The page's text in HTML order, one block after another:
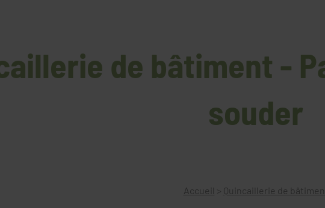
de bâtiment -
souder
Accueil > Quincaillerie de